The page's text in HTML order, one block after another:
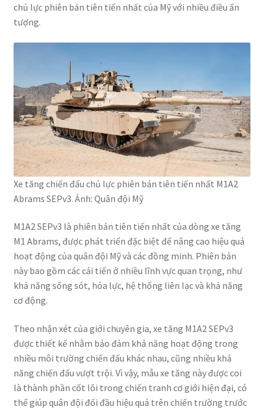
chủ lực phiên bản tiên tiến nhất của Mỹ với nhiều điều ấn
tượng.
Xe tăng chiến đấu chủ lực phiên bản tiên tiến nhất M1A2
Abrams SEPv3. Ảnh: Quân đội Mỹ
M1A2 SEPv3 là phiên bản tiên tiến nhất của dòng xe tăng
M1 Abrams, được phát triển đặc biệt để nâng cao hiệu quả
hoạt động của quân đội Mỹ và các đồng minh. Phiên bản
này bao gồm các cải tiến ở nhiều lĩnh vực quan trọng, như
khả năng sống sót, hỏa lực, hệ thống liên lạc và khả năng
cơ động.
Theo nhận xét của giới chuyên gia, xe tăng M1A2 SEPv3
được thiết kế nhằm bảo đảm khả năng hoạt động trong
nhiều môi trường chiến đấu khác nhau, cũng nhiều khả
năng chiến đấu vượt trội. Vì vậy, mẫu xe tăng này được coi
là thành phần cốt lõi trong chiến tranh cơ giới hiện đại, có
thể giúp quân đội đối đầu hiệu quả trên chiến trường trước